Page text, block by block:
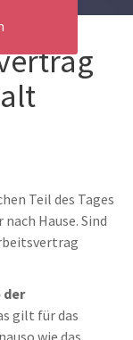
Teil des Tages
Hause. Sind
der
gilt für das
wie das